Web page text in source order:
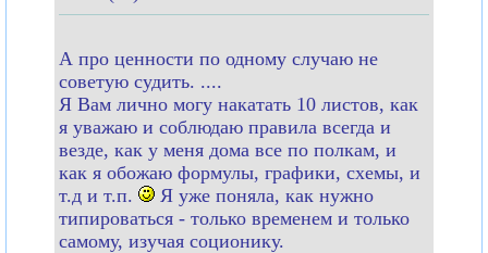
А про ценности по одному случаю не
советую судить. ....
Я Вам лично могу накатать 10 листов, как
я уважаю и соблюдаю правила всегда и
везде, как у меня дома все по полкам, и
как я обожаю формулы, графики, схемы, и
т.д и т.п.
Я уже поняла, как нужно
типироваться - только временем и только
самому, изучая соционику.